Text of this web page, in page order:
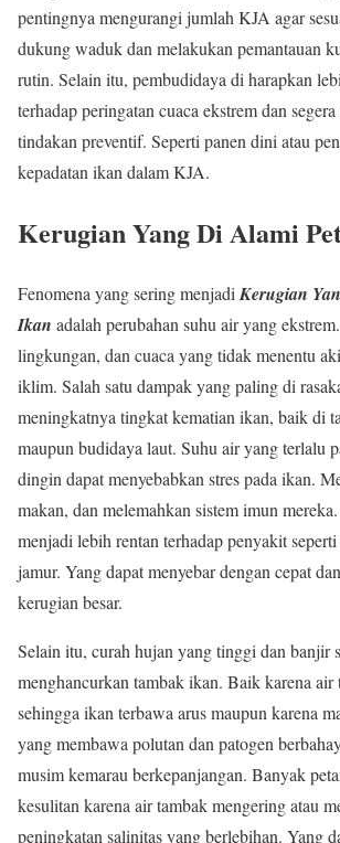
pentingnya mengurangi jumlah KJA agar
dukung waduk dan melakukan pemantauan
rutin. Selain itu, pembudidaya di harapkan
terhadap peringatan cuaca ekstrem dan
tindakan preventif. Seperti panen dini atau
kepadatan ikan dalam KJA.
Kerugian Yang Di Alami
Fenomena yang sering menjadi Kerugian
Ikan adalah perubahan suhu air yang
lingkungan, dan cuaca yang tidak menentu
iklim. Salah satu dampak yang paling di
meningkatnya tingkat kematian ikan, baik di
maupun budidaya laut. Suhu air yang terlalu
dingin dapat menyebabkan stres pada ikan.
makan, dan melemahkan sistem imun
menjadi lebih rentan terhadap penyakit
jamur. Yang dapat menyebar dengan cepat
kerugian besar.
Selain itu, curah hujan yang tinggi dan banjir
menghancurkan tambak ikan. Baik karena air
sehingga ikan terbawa arus maupun karena
yang membawa polutan dan patogen
musim kemarau berkepanjangan. Banyak
kesulitan karena air tambak mengering atau
peningkatan salinitas yang berlebihan. Yang